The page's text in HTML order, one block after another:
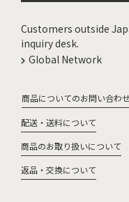
Customers outside
inquiry desk.
Global Network
商品についてのお問い合わ
配送・送料について
商品のお取り扱いについて
返品・交換について